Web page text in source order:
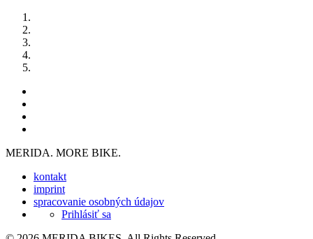
MERIDA. MORE BIKE.
kontakt
imprint
spracovanie osobných údajov
Prihlásiť sa